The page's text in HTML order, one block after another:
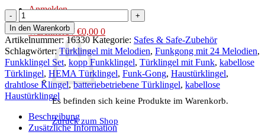
Anmelden
Warenkorb /€0,00 0
Es befinden sich keine Produkte im Warenkorb.
Zurück zum Shop
Kopp
Funkklingel
–
Kabellose
Türklingel
mit
24
Melodien
Reichweite
bis
In den Warenkorb
Artikelnummer:16330 Kategorie: Safes & Safe-Zubehör
Schlagwörter:Türklingel mit Melodien, Funkgong mit 24 Melodien,
Funkklingel Set, kopp Funkklingel, Türklingel mit Funk, kabellose
Türklingel, HEMA Türklingel, Funk-Gong, Haustürklingel,
drahtlose Klingel,batteriebetriebene Türklingel, kabellose
Haustürklingel
Beschreibung
Zusätzliche Information